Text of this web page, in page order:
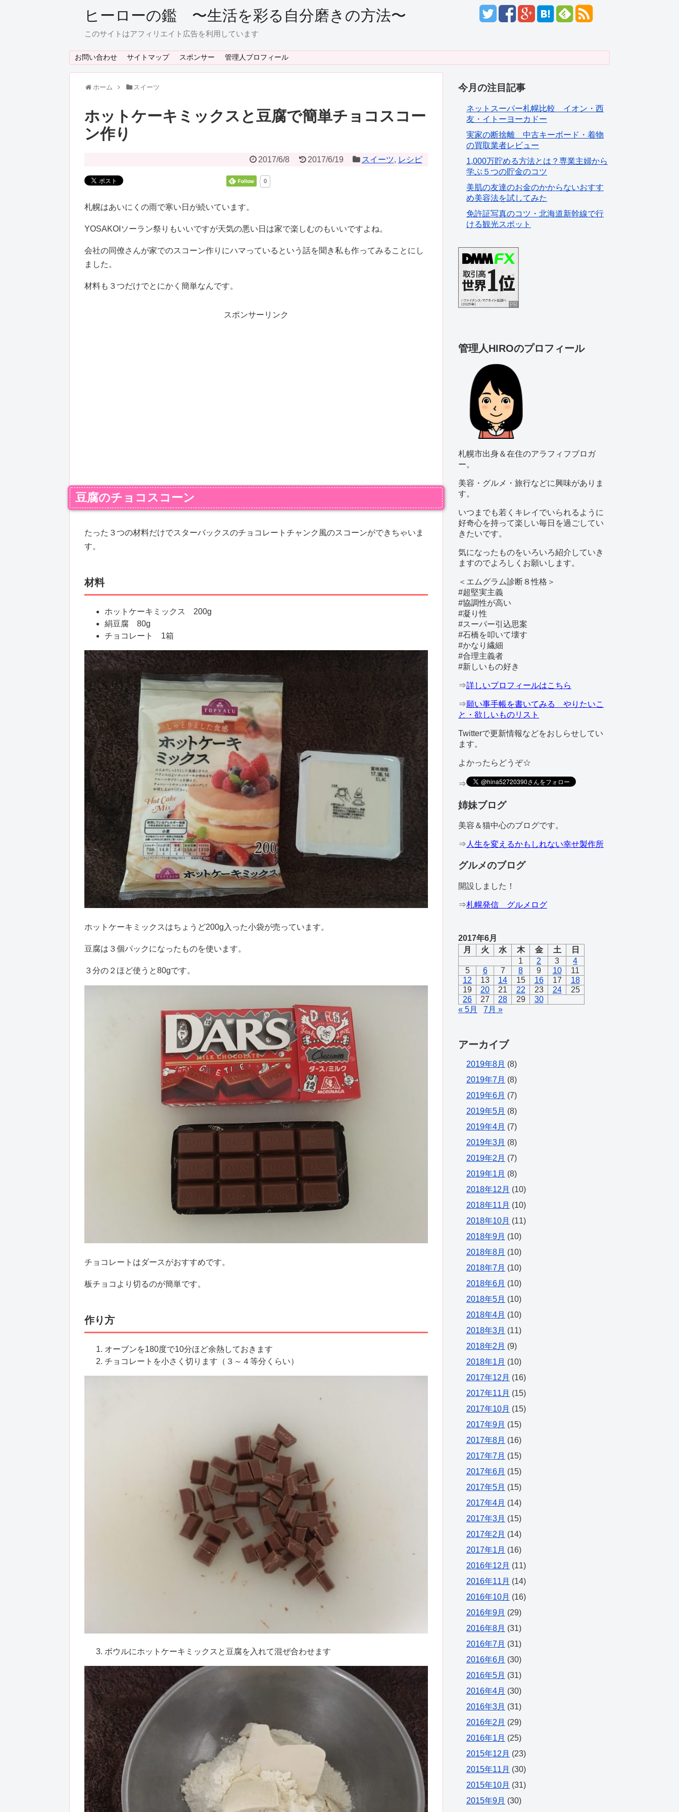
ヒーローの鑑 〜生活を彩る自分磨きの方法〜
このサイトはアフィリエイト広告を利用しています
お問い合わせ サイトマップ スポンサー 管理人プロフィール
ホーム スイーツ
ホットケーキミックスと豆腐で簡単チョコスコー
ン作り
2017/6/8 2017/6/19 スイーツ, レシピ
0
札幌はあいにくの雨で寒い日が続いています。
YOSAKOIソーラン祭りもいいですが天気の悪い日は家で楽しむのもいいですよね。
会社の同僚さんが家でのスコーン作りにハマっているという話を聞き私も作ってみることにし
ました。
材料も３つだけでとにかく簡単なんです。
スポンサーリンク
豆腐のチョコスコーン
たった３つの材料だけでスターバックスのチョコレートチャンク風のスコーンができちゃいま
す。
材料
ホットケーキミックス 200g
絹豆腐 80g
チョコレート 1箱
ホットケーキミックスはちょうど200g入った小袋が売っています。
豆腐は３個パックになったものを使います。
３分の２ほど使うと80gです。
チョコレートはダースがおすすめです。
板チョコより切るのが簡単です。
作り方
オーブンを180度で10分ほど余熱しておきます
チョコレートを小さく切ります（３～４等分くらい）
ボウルにホットケーキミックスと豆腐を入れて混ぜ合わせます
今月の注目記事
ネットスーパー札幌比較 イオン・西
友・イトーヨーカドー
実家の断捨離 中古キーボード・着物
の買取業者レビュー
1,000万貯める方法とは？専業主婦から
学ぶ５つの貯金のコツ
美肌の友達のお金のかからないおすす
め美容法を試してみた
免許証写真のコツ・北海道新幹線で行
ける観光スポット
管理人HIROのプロフィール
札幌市出身＆在住のアラフィフブロガ
ー。
美容・グルメ・旅行などに興味がありま
す。
いつまでも若くキレイでいられるように
好奇心を持って楽しい毎日を過ごしてい
きたいです。
気になったものをいろいろ紹介していき
ますのでよろしくお願いします。
＜エムグラム診断８性格＞
#超堅実主義
#協調性が高い
#凝り性
#スーパー引込思案
#石橋を叩いて壊す
#かなり繊細
#合理主義者
#新しいもの好き
⇒詳しいプロフィールはこちら
⇒願い事手帳を書いてみる やりたいこ
と・欲しいものリスト
Twitterで更新情報などをおしらせしてい
ます。
よかったらどうぞ☆
⇒
姉妹ブログ
美容＆猫中心のブログです。
⇒ 人生を変えるかもしれない幸せ製作所
グルメのブログ
開設しました！
⇒札幌発信 グルメログ
2017年6月
月
火 水 木 金 土
日
1
2 3
4
5
6 7 8 9 10
11
12
13 14 15 16 17
18
19
20 21 22 23 24
25
26
27 28 29
30
« 5月
7月 »
アーカイブ
2019年8月 (8)
2019年7月 (8)
2019年6月 (7)
2019年5月 (8)
2019年4月 (7)
2019年3月 (8)
2019年2月 (7)
2019年1月 (8)
2018年12月 (10)
2018年11月 (10)
2018年10月 (11)
2018年9月 (10)
2018年8月 (10)
2018年7月 (10)
2018年6月 (10)
2018年5月 (10)
2018年4月 (10)
2018年3月 (11)
2018年2月 (9)
2018年1月 (10)
2017年12月 (16)
2017年11月 (15)
2017年10月 (15)
2017年9月 (15)
2017年8月 (16)
2017年7月 (15)
2017年6月 (15)
2017年5月 (15)
2017年4月 (14)
2017年3月 (15)
2017年2月 (14)
2017年1月 (16)
2016年12月 (11)
2016年11月 (14)
2016年10月 (16)
2016年9月 (29)
2016年8月 (31)
2016年7月 (31)
2016年6月 (30)
2016年5月 (31)
2016年4月 (30)
2016年3月 (31)
2016年2月 (29)
2016年1月 (25)
2015年12月 (23)
2015年11月 (30)
2015年10月 (31)
2015年9月 (30)